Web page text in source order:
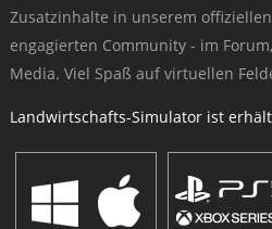
Zusatzinhalte in unserem
engagierten Community - im
Media. Viel Spaß auf virtuellen
Landwirtschafts-Simulator ist